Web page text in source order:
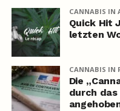
CANNABIS IN
Quick Hit
letzten
CANNABIS IN
Die
durch das